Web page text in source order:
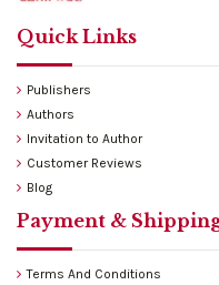
Quick Links
Publishers
Authors
Invitation to Author
Customer Reviews
Blog
Payment &
Terms And Conditions